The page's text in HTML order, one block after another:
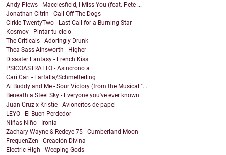
Andy Plews - Macclesfield, I Miss You (feat. Pete ...
Jonathan Citrin - Call Off The Dogs
Cirkle TwentyTwo - Last Call for a Burning Star
Kosmov - Pintar tu cielo
The Criticals - Adoringly Drunk
Thea Sass-Ainsworth - Higher
Disaster Fantasy - French Kiss
PSICOASTRATTO - Asincrono a
Cari Cari - Farfalla/Schmetterling
Ai Buddy and Me - Sour Victory (from the Musical "...
Beneath a Steel Sky - Everyone you've ever known
Juan Cruz x Kristie - Avioncitos de papel
LEYO - El Buen Perdedor
Niñas Niño - Ironía
Zachary Wayne & Redeye 75 - Cumberland Moon
FrequenZen - Creación Divina
Electric High - Weeping Gods